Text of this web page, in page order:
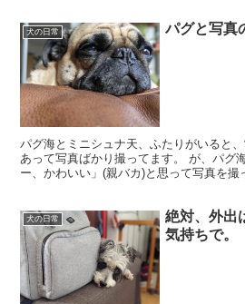
犬の日常 パグと写真
パグ海とミニシュナ天、ふたりがいると
あって写真ばかり撮ってます。 が、パグ
ー、かわいい」(親バカ)と思って写真を
犬の日常
絶対、外出
気持ちで。